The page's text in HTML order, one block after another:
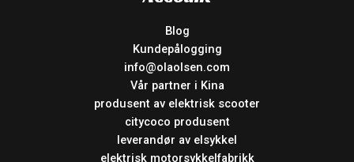
Blog
Kundepålogging
info@olaolsen.com
Vår partner i Kina
produsent av elektrisk scooter
citycoco produsent
leverandør av elsykkel
elektrisk motorsykkelfabrikk